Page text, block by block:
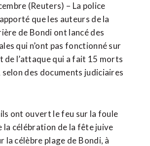
(Reuters) – La police
que les auteurs de la
de Bondi ont lancé des
qui n’ont pas fonctionné sur
de l’attaque qui a fait 15 morts
selon des documents judiciaires
ont ouvert le feu sur ​la foule
la célébration de la fête juive
‍la célèbre plage de ⁠Bondi, à